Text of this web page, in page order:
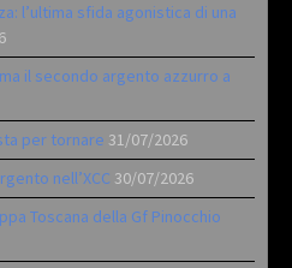
l’ultima sfida agonistica di una
il secondo argento azzurro a
per tornare 31/07/2026
nell’XCC 30/07/2026
Toscana della Gf Pinocchio